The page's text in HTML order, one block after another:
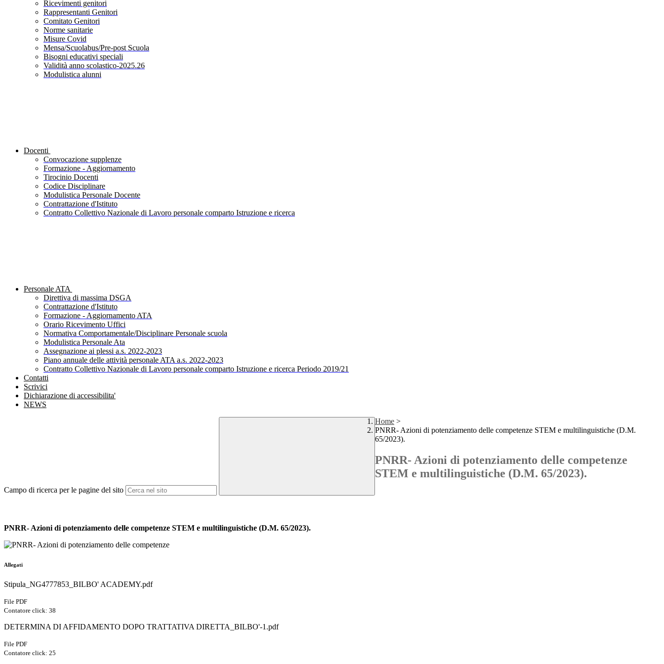
Ricevimenti genitori
Rappresentanti Genitori
Comitato Genitori
Norme sanitarie
Misure Covid
Mensa/Scuolabus/Pre-post Scuola
Bisogni educativi speciali
Validità anno scolastico-2025.26
Modulistica alunni
Docenti
Convocazione supplenze
Formazione - Aggiornamento
Tirocinio Docenti
Codice Disciplinare
Modulistica Personale Docente
Contrattazione d'Istituto
Contratto Collettivo Nazionale di Lavoro personale comparto Istruzione e ricerca
Personale ATA
Direttiva di massima DSGA
Contrattazione d'Istituto
Formazione - Aggiornamento ATA
Orario Ricevimento Uffici
Normativa Comportamentale/Disciplinare Personale scuola
Modulistica Personale Ata
Assegnazione ai plessi a.s. 2022-2023
Piano annuale delle attività personale ATA a.s. 2022-2023
Contratto Collettivo Nazionale di Lavoro personale comparto Istruzione e ricerca Periodo 2019/21
Contatti
Scrivici
Dichiarazione di accessibilita'
NEWS
Campo di ricerca per le pagine del sito
Home >
PNRR- Azioni di potenziamento delle competenze STEM e multilinguistiche (D.M.
65/2023).
PNRR- Azioni di potenziamento delle competenze
STEM e multilinguistiche (D.M. 65/2023).
PNRR- Azioni di potenziamento delle competenze STEM e multilinguistiche (D.M. 65/2023).
Allegati
Stipula_NG4777853_BILBO' ACADEMY.pdf
File PDF
Contatore click: 38
DETERMINA DI AFFIDAMENTO DOPO TRATTATIVA DIRETTA_BILBO'-1.pdf
File PDF
Contatore click: 25